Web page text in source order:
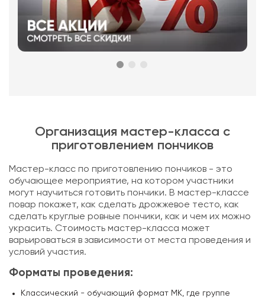
Организация мастер-класса с
приготовлением пончиков
Мастер-класс по приготовлению пончиков - это
обучающее мероприятие, на котором участники
могут научиться готовить пончики. В мастер-классе
повар покажет, как сделать дрожжевое тесто, как
сделать круглые ровные пончики, как и чем их можно
украсить. Стоимость мастер-класса может
варьироваться в зависимости от места проведения и
условий участия.
Форматы проведения:
Классический - обучающий формат МК, где группе